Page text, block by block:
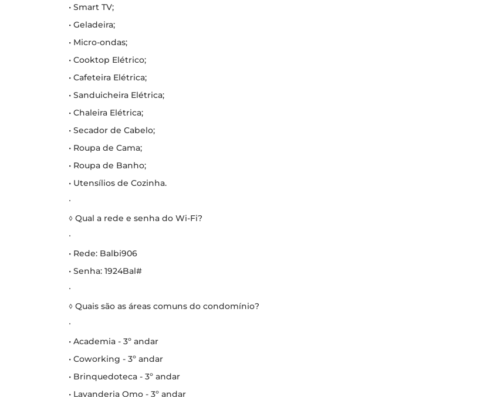
• Smart TV;
• Geladeira;
• Micro-ondas;
• Cooktop Elétrico;
• Cafeteira Elétrica;
• Sanduicheira Elétrica;
• Chaleira Elétrica;
• Secador de Cabelo;
• Roupa de Cama;
• Roupa de Banho;
• Utensílios de Cozinha.
∙
◊ Qual a rede e senha do Wi-Fi?
∙
• Rede: Balbi906
• Senha: 1924Bal#
∙
◊ Quais são as áreas comuns do condomínio?
∙
• Academia - 3º andar
• Coworking - 3º andar
• Brinquedoteca - 3º andar
• Lavanderia Omo - 3º andar